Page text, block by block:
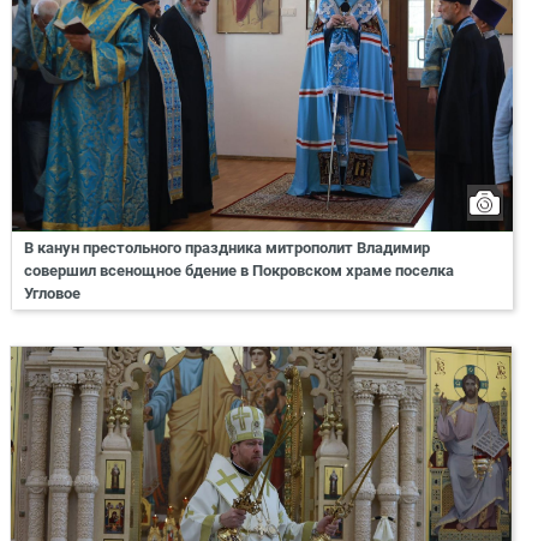
В канун престольного праздника митрополит Владимир
совершил всенощное бдение в Покровском храме поселка
Угловое